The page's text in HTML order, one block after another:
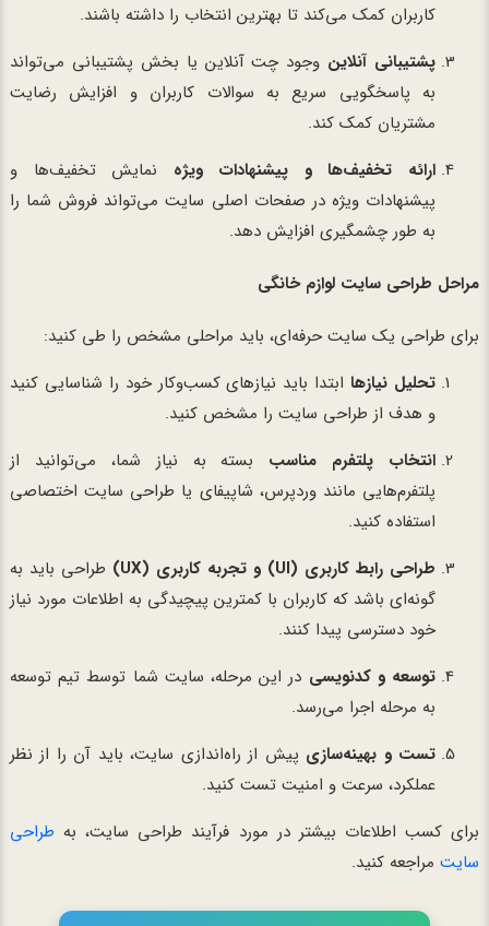
کاربران کمک می‌کند تا بهترین انتخاب را داشته باشند.
پشتیبانی آنلاین وجود چت آنلاین یا بخش پشتیبانی می‌تواند
به پاسخگویی سریع به سوالات کاربران و افزایش رضایت
مشتریان کمک کند.
ارائه تخفیف‌ها و پیشنهادات ویژه نمایش تخفیف‌ها و
پیشنهادات ویژه در صفحات اصلی سایت می‌تواند فروش شما را
به طور چشمگیری افزایش دهد.
مراحل طراحی سایت لوازم خانگی
برای طراحی یک سایت حرفه‌ای، باید مراحلی مشخص را طی کنید:
تحلیل نیازهاابتدا باید نیازهای کسب‌وکار خود را شناسایی کنید
و هدف از طراحی سایت را مشخص کنید.
انتخاب پلتفرم مناسب بسته به نیاز شما، می‌توانید از
پلتفرم‌هایی مانند وردپرس، شاپیفای یا طراحی سایت اختصاصی
استفاده کنید.
طراحی رابط کاربری (UI) و تجربه کاربری (UX)
طراحی باید به
گونه‌ای باشد که کاربران با کمترین پیچیدگی به اطلاعات مورد نیاز
خود دسترسی پیدا کنند.
توسعه و کدنویسی در این مرحله، سایت شما توسط تیم توسعه
به مرحله اجرا می‌رسد.
تست و بهینه‌سازی پیش از راه‌اندازی سایت، باید آن را از نظر
عملکرد، سرعت و امنیت تست کنید.
برای کسب اطلاعات بیشتر در مورد فرآیند طراحی سایت، به طراحی
سایتمراجعه کنید.